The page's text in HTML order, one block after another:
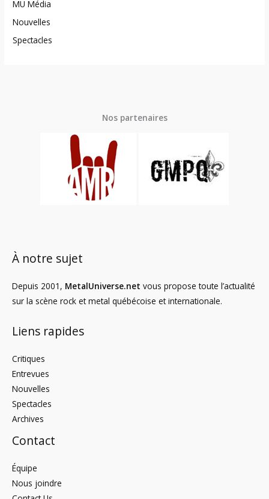
MU Média
Nouvelles
Spectacles
Nos partenaires
À notre sujet
Depuis 2001, MetalUniverse.net vous propose toute l’actualité
sur la scène rock et metal québécoise et internationale.
Liens rapides
Critiques
Entrevues
Nouvelles
Spectacles
Archives
Contact
Équipe
Nous joindre